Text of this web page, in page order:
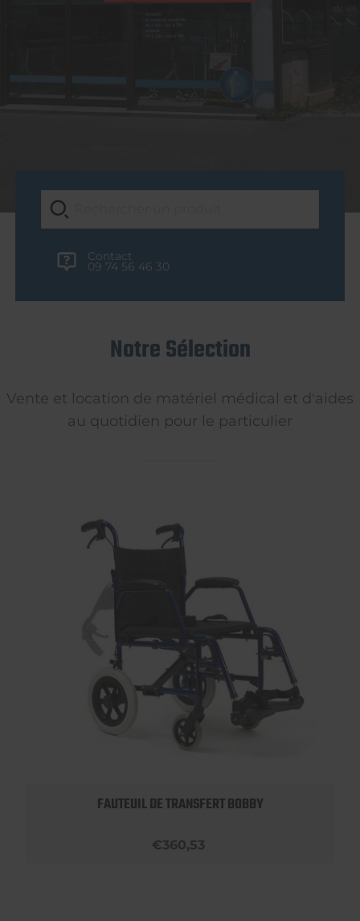
Contact
09 74 56 46 30
Notre Sélection
Vente et location de matériel médical et d'aides
au quotidien pour le particulier
FAUTEUIL DE TRANSFERT BOBBY
€360,53